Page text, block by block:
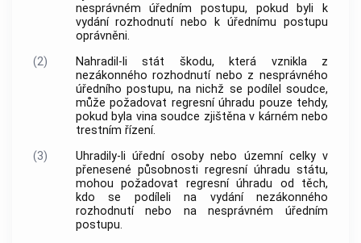
nesprávném úředním postupu, pokud byli k
vydání rozhodnutí nebo k úřednímu postupu
oprávněni.
(2)
Nahradil-li stát škodu, která vznikla z
nezákonného rozhodnutí nebo z nesprávného
úředního postupu, na nichž se podílel soudce,
může požadovat regresní úhradu pouze tehdy,
pokud byla vina soudce zjištěna v kárném nebo
trestním řízení.
(3)
Uhradily-li úřední osoby nebo územní celky v
přenesené působnosti regresní úhradu státu,
mohou požadovat regresní úhradu od těch,
kdo se podíleli na vydání nezákonného
rozhodnutí nebo na nesprávném úředním
postupu.